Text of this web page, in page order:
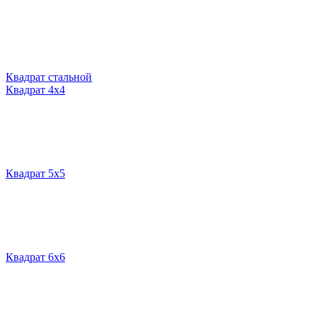
Квадрат стальной
Квадрат 4х4
Квадрат 5х5
Квадрат 6х6